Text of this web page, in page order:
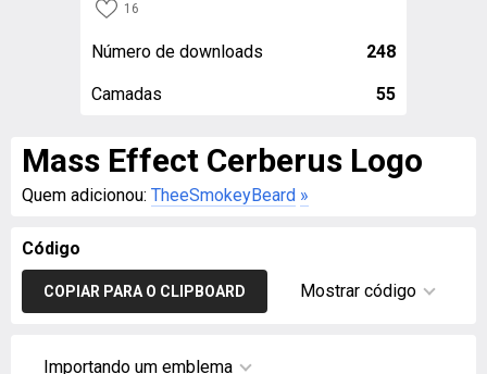
16
Número de downloads 248
Camadas 55
Mass Effect Cerberus Logo
Quem adicionou: TheeSmokeyBeard »
Código
COPIAR PARA O CLIPBOARD Mostrar código
Importando um emblema